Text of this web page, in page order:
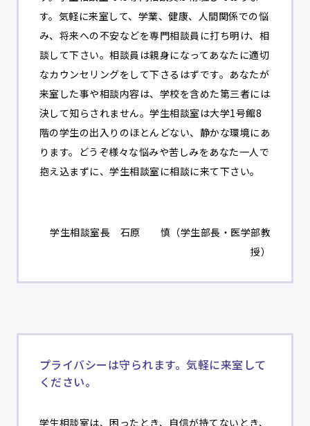
す。気軽に来室して、学業、健康、人間関係での悩
み、将来への不安などを専門相談員に打ち明け、相
談して下さい。相談員は親身になってあなたに適切
なカウンセリングをして下さるはずです。あなたが
来室した事や相談内容は、学校を含めた第三者には
決して知らされません。学生相談室は大学1号館8
階の学生の出入りのほとんどない、静かな環境にあ
ります。どうぞ様々な悩みや苦しみをあなた一人で
抱え込まずに、学生相談室に相談に来て下さい。
学生相談室長 石原 慎（学生部長・医学部教
授）
プライバシーは守られます。気軽に来室して
ください。
学生相談室は、困ったとき、自信が持てないとき、